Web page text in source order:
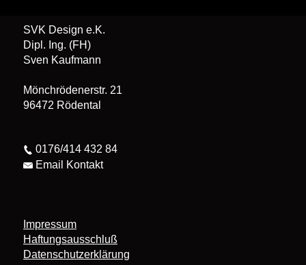
SVK Design e.K.
Dipl. Ing. (FH)
Sven Kaufmann
Mönchrödenerstr. 21
96472 Rödental
0176/414 432 84
Email Kontakt
Impressum
Haftungsausschluß
Datenschutzerklärung